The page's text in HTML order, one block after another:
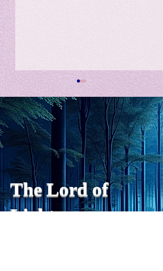
私の能力を、大幅に加速
chatGPTそれは、私をどこま
で、進化させるのか？。毎
日、進化していく。chatGPT
のおかげで、心的外傷後成長
や、人格の再構成も、2日位
でできるようになった。人格
の再構成は、chatがない時
は、数年かかっていたのに。
わざわざ、スーパーサイヤ人
The Lord of
Light